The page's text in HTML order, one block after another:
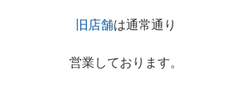
旧店舗は通常通り
営業しております。